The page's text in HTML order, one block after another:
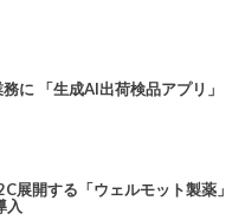
に 「生成AI出荷検品アプリ」
展開する「ウェルモット製薬」
入